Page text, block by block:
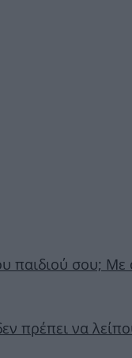
σου; Με
πρέπει να